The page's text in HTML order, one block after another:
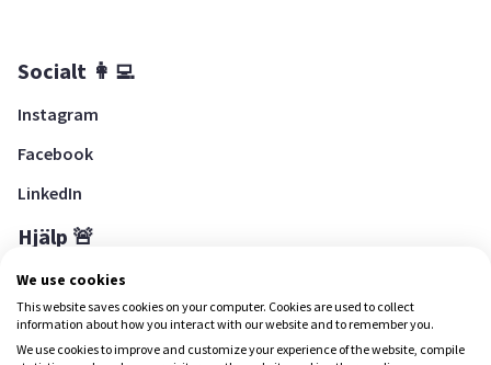
Socialt 👩‍💻
Instagram
Facebook
LinkedIn
Hjälp 🚨
Hjälpcenter
We use cookies
This website saves cookies on your computer. Cookies are used to collect
information about how you interact with our website and to remember you.
We use cookies to improve and customize your experience of the website, compile